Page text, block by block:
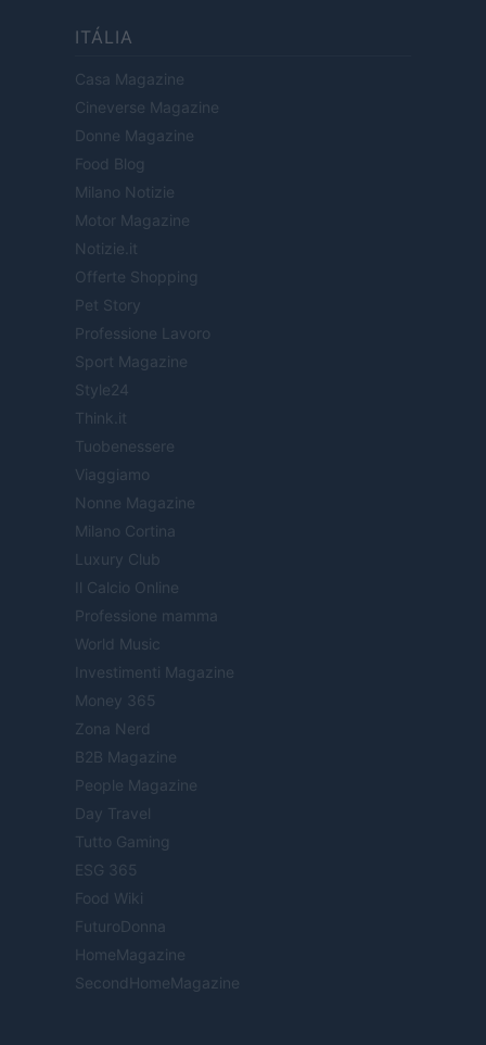
ITÁLIA
Casa Magazine
Cineverse Magazine
Donne Magazine
Food Blog
Milano Notizie
Motor Magazine
Notizie.it
Offerte Shopping
Pet Story
Professione Lavoro
Sport Magazine
Style24
Think.it
Tuobenessere
Viaggiamo
Nonne Magazine
Milano Cortina
Luxury Club
Il Calcio Online
Professione mamma
World Music
Investimenti Magazine
Money 365
Zona Nerd
B2B Magazine
People Magazine
Day Travel
Tutto Gaming
ESG 365
Food Wiki
FuturoDonna
HomeMagazine
SecondHomeMagazine